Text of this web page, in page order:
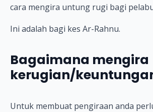
cara mengira untung rugi bagi
Ini adalah bagi kes Ar-Rahnu.
Bagaimana mengira
kerugian/
Untuk membuat pengiraan anda